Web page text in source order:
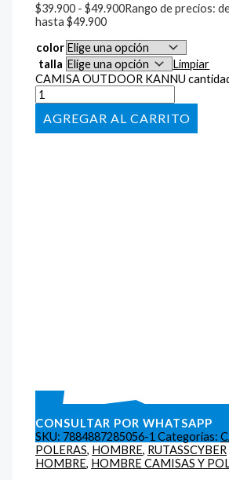
$39.900 - $49.900Rango de precios:
hasta $49.900
color
talla
Limpiar
CAMISA OUTDOOR KANNU
AÑADIR AL CARRITO
CONSULTAR POR WHATSAPP
SKU: 7884887285056-1 Categorías:
POLERAS, HOMBRE, RUTASSCYBER
HOMBRE, HOMBRE CAMISAS Y